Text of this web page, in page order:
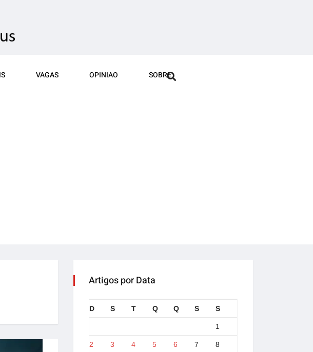
VAGAS OPINIAO SOBRE
Artigos por Data
D S T Q Q S S
1
2 3 4 5 6 7 8